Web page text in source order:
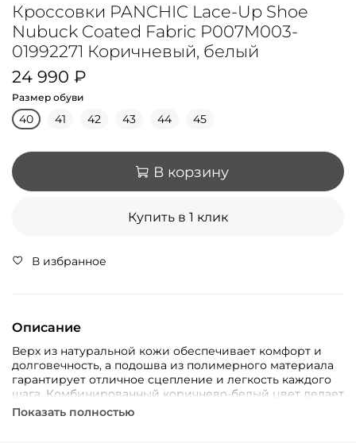
Кроссовки PANCHIC Lace-Up Shoe
Nubuck Coated Fabric P007M003-
01992271 Коричневый, белый
24 990 ₽
Размер обуви
40 41 42 43 44 45
В корзину
Купить в 1 клик
В избранное
Описание
Верх из натуральной кожи обеспечивает комфорт и
долговечность, а подошва из полимерного материала
гарантирует отличное сцепление и легкость каждого
шага. Комбинированный коричнево-белый цвет делает
эту модель универсальной парой обуви, подходящей
Показать полностью